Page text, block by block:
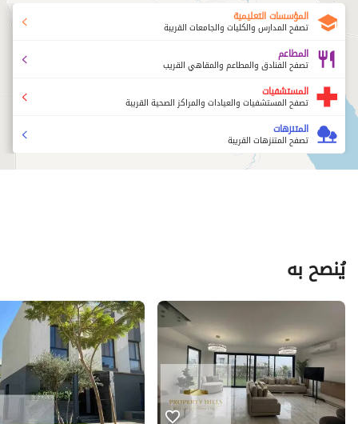
المؤسسات التعليمية
تصفح المدارس والكليات والجامعات القريبة
المطاعم
تصفح الفنادق والمطاعم والمقاهي القريب
المستشفيات
تصفح المستشفيات والعيادات والمراكز الصحية القريبة
المتنزهات
تصفح المتنزهات القريبة
يُنصح به